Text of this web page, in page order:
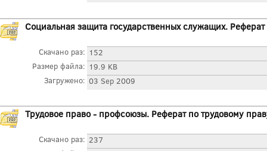
Социальная защита государственных служащих.
Скачано раз: 152
Размер файла: 19.9 KB
Загружено: 03 Sep 2009
Трудовое право - профсоюзы. Реферат по трудовому
Скачано раз: 237